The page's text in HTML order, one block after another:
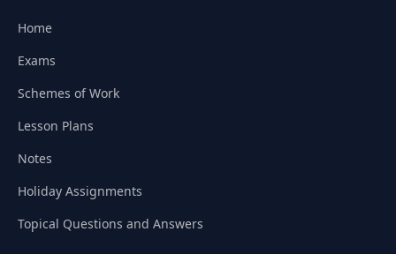
Home
Exams
Schemes of Work
Lesson Plans
Notes
Holiday Assignments
Topical Questions and Answers